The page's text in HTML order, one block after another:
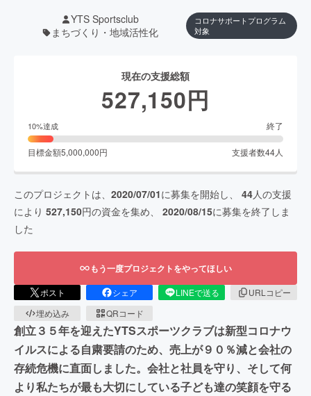
YTS Sportsclub
まちづくり・地域活性化
コロナサポートプログラム
対象
現在の支援総額
527,150円
10%達成 終了
目標金額5,000,000円 支援者数44人
このプロジェクトは、 2020/07/01に募集を開始し、 44人の支援
により 527,150円の資金を集め、 2020/08/15に募集を終了しま
した
もう一度プロジェクトをやってほしい
ポスト シェア LINEで送る
URLコピー
埋め込み
QRコード
創立３５年を迎えたYTSスポーツクラブは新型コロナウ
イルスによる自粛要請のため、売上が９０％減と会社の
存続危機に直面しました。会社と社員を守り、そして何
より私たちが最も大切にしている子ども達の笑顔を守る